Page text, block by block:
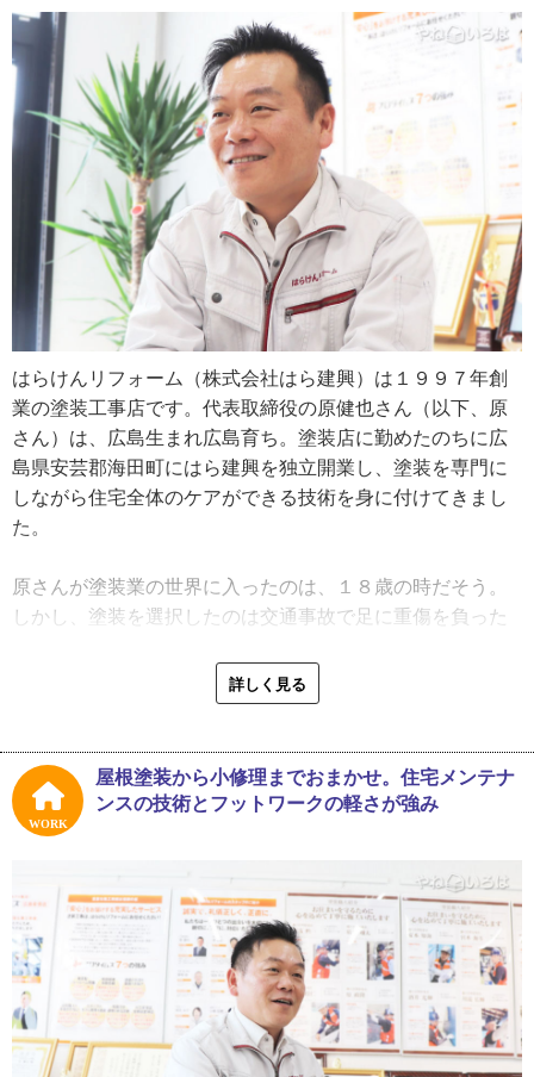
はらけんリフォーム（株式会社はら建興）は１９９７年創
業の塗装工事店です。代表取締役の原健也さん（以下、原
さん）は、広島生まれ広島育ち。塗装店に勤めたのちに広
島県安芸郡海田町にはら建興を独立開業し、塗装を専門に
しながら住宅全体のケアができる技術を身に付けてきまし
た。
原さんが塗装業の世界に入ったのは、１８歳の時だそう。
しかし、塗装を選択したのは交通事故で足に重傷を負った
「バイクで事故を起こして、右足が人工じん帯になってし
に働けないだろうと言われてね。結局、リハビリをして動
くようにはなったんですが、完全回復は無理かなと……。
その頃知人から塗装の仕事があるぞと紹介されて、塗る仕
しかし、塗装業はやはり屋外仕事で体力勝負。これはキツ
イと感じながらも足を鍛え、努力をしながら仕事に励んだ
結果、他の職人と遜色なく動けるまで回復したのです。
「ジムに行ったりロードバイクに乗ったり色々やりました
詳しく見る
WORK
屋根塗装から小修理までおまかせ。住宅メンテナ
ンスの技術とフットワークの軽さが強み